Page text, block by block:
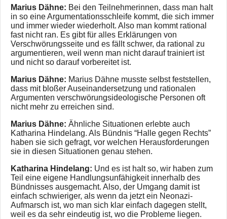
Marius Dähne: Bei den Teilnehmerinnen, dass man halt
in so eine Argumentationsschleife kommt, die sich immer
und immer wieder wiederholt. Also man kommt rational
fast nicht ran. Es gibt für alles Erklärungen von
Verschwörungsseite und es fällt schwer, da rational zu
argumentieren, weil wenn man nicht darauf trainiert ist
und nicht so darauf vorbereitet ist.
Marius Dähne: Marius Dähne musste selbst feststellen,
dass mit bloßer Auseinandersetzung und rationalen
Argumenten verschwörungsideologische Personen oft
nicht mehr zu erreichen sind.
Marius Dähne: Ähnliche Situationen erlebte auch
Katharina Hindelang. Als Bündnis “Halle gegen Rechts”
haben sie sich gefragt, vor welchen Herausforderungen
sie in diesen Situationen genau stehen.
Katharina Hindelang: Und es ist halt so, wir haben zum
Teil eine eigene Handlungsunfähigkeit innerhalb des
Bündnisses ausgemacht. Also, der Umgang damit ist
einfach schwieriger, als wenn da jetzt ein Neonazi-
Aufmarsch ist, wo man sich klar einfach dagegen stellt,
weil es da sehr eindeutig ist, wo die Probleme liegen.